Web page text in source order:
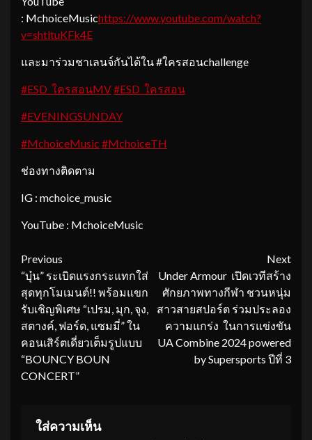
: MchoiceMusichttps://www.youtube.com/watch?
v=shtltuKFk4E
และมาร่วมชาเลนจ์กันได้ใน #ใครสอนchallenge
#ESD_ใครสอนMV#ESD_ใครสอน
#EVENINGSUNDAY
#MchoiceMusic #MchoiceTH
ช่องทางติดตาม
IG : mchoice_music
YouTube : MchoiceMusic
Continue
Reading
Previous
“บุ๋น” ระเบิดแรงกระแทกใส่
สุดทุกโมเมนต์!! พร้อมแขก
รับเชิญพิเศษ “เปรม, มุก, จุง,
สตางค์, ฟอร์ด, แซมมี่” ใน
คอนเสิร์ตเดี่ยวเต็มรูปแบบ
“BOUNCY BOUN
CONCERT”
Next
Under Armour เปิดเวทีสร้าง
ศักยภาพทางกีฬา ชวนหนุ่ม
สาวสายสปอร์ต ร่วมประลอง
ความแกร่ง ในการแข่งขัน
UA Combine 2024 powered
by Supersports ปีที่ 3
ใส่ความเห็น